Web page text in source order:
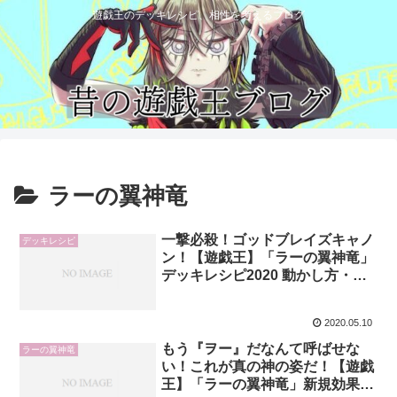
遊戯王のデッキレシピ、相性を考えるブログ
ラーの翼神竜
デッキレシピ
一撃必殺！ゴッドブレイズキャノ
ン！【遊戯王】「ラーの翼神竜」
デッキレシピ2020 動かし方・回
2020.05.10
ラーの翼神竜
もう『ヲー』だなんて呼ばせな
い！これが真の神の姿だ！【遊戯
王】「ラーの翼神竜」新規効果＆